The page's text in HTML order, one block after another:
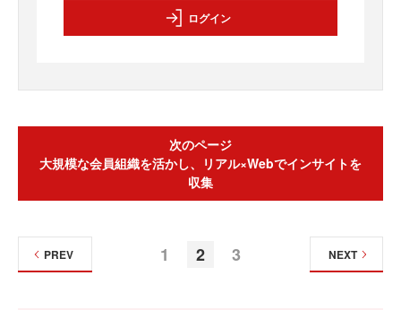
ログイン
次のページ
大規模な会員組織を活かし、リアル×Webでインサイトを
収集
1 2 3
PREV NEXT